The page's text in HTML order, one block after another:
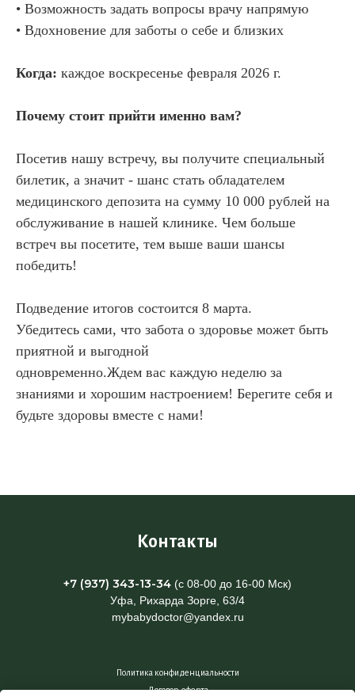
• Возможность задать вопросы врачу напрямую
• Вдохновение для заботы о себе и близких
Когда: каждое воскресенье февраля 2026 г.
Почему стоит прийти именно вам?
Посетив нашу встречу, вы получите специальный
билетик, а значит - шанс стать обладателем
медицинского депозита на сумму 10 000 рублей на
обслуживание в нашей клинике. Чем больше
встреч вы посетите, тем выше ваши шансы
победить!
Подведение итогов состоится 8 марта.
Убедитесь сами, что забота о здоровье может быть
приятной и выгодной
одновременно.Ждем вас каждую неделю за
знаниями и хорошим настроением! Берегите себя и
будьте здоровы вместе с нами!
Уфа, Рихарда Зорге, 63/4
Политика конфиденциальности
+7 (937) 343-13-34 (с 08-00 до 16-00 Мск)
mybabydoctor@yandex.ru
Контакты
Договор-оферта